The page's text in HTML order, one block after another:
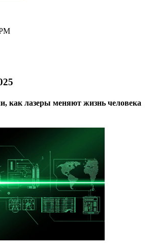
как лазеры меняют жизнь человека